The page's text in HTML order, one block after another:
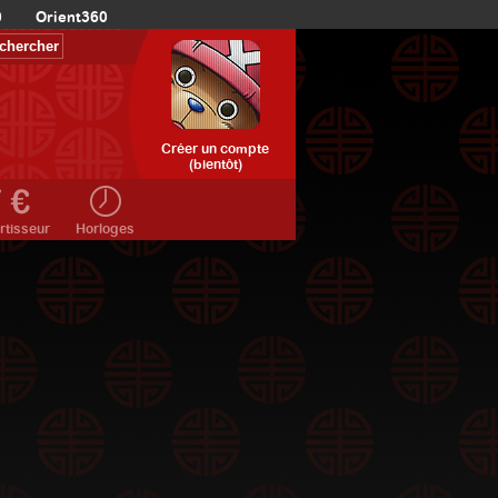
Orient360
Créer un compte
(bientôt)
Horloges